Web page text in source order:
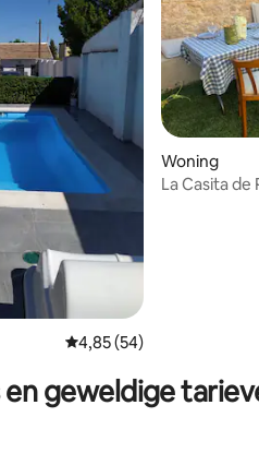
5, 557 recensies
Gemiddelde beoordeling
4,85 (54)
Woning
La Casita de
geweldige